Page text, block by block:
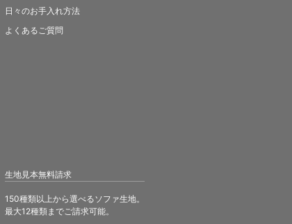
生地見本無料請求
150種類以上から選べるソファ生地。
最大12種類までご請求可能。
日々のお手入れ方法
よくあるご質問